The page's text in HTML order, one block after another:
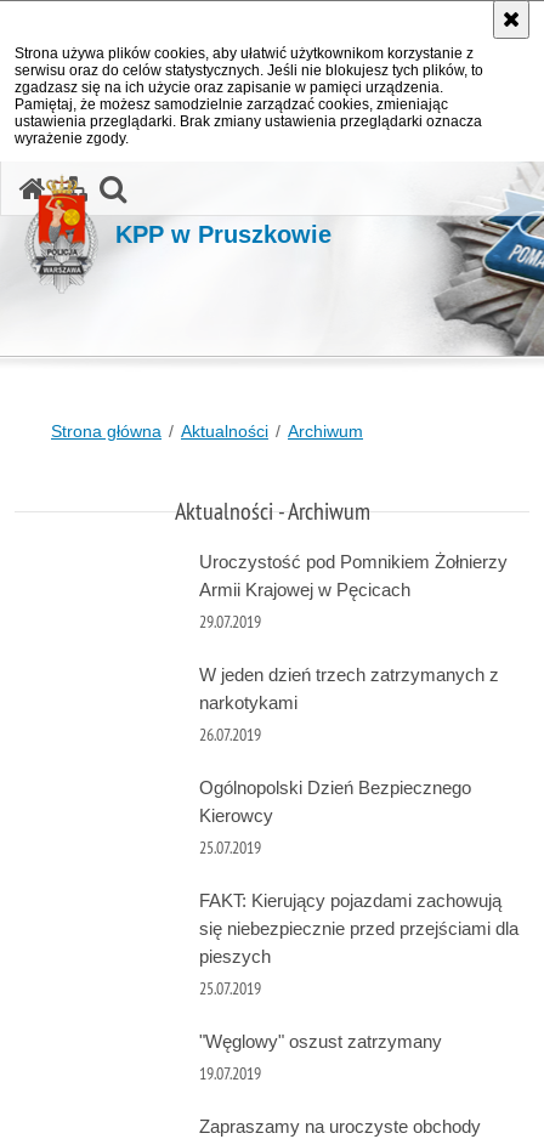
Strona używa plików cookies, aby ułatwić użytkownikom korzystanie z
serwisu oraz do celów statystycznych. Jeśli nie blokujesz tych plików, to
zgadzasz się na ich użycie oraz zapisanie w pamięci urządzenia.
Pamiętaj, że możesz samodzielnie zarządzać cookies, zmieniając
ustawienia przeglądarki. Brak zmiany ustawienia przeglądarki oznacza
wyrażenie zgody.
KPP w Pruszkowie
Strona główna Aktualności Archiwum
Aktualności - Archiwum
Uroczystość pod Pomnikiem Żołnierzy
Armii Krajowej w Pęcicach
29.07.2019
W jeden dzień trzech zatrzymanych z
narkotykami
26.07.2019
Ogólnopolski Dzień Bezpiecznego
Kierowcy
25.07.2019
FAKT: Kierujący pojazdami zachowują
się niebezpiecznie przed przejściami dla
pieszych
25.07.2019
"Węglowy" oszust zatrzymany
19.07.2019
Zapraszamy na uroczyste obchody